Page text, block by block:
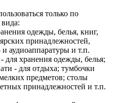
только по
одежды, белья, книг,
принадлежностей,
аудиоаппаратуры и т.п.
хранения одежды, белья;
- для отдыха; тумбочки
предметов; столы
принадлежностей и т.п.